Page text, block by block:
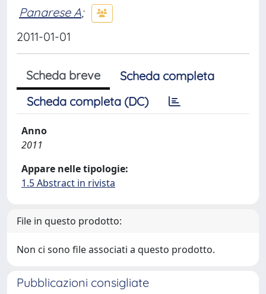
Panarese A;
2011-01-01
Scheda breve
Scheda completa
Scheda completa (DC)
Anno
2011
Appare nelle tipologie:
1.5 Abstract in rivista
File in questo prodotto:
Non ci sono file associati a questo prodotto.
Pubblicazioni consigliate